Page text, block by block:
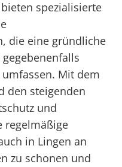
spezialisierte
die eine gründliche
Mit dem
den steigenden
und
regelmäßige
in Lingen an
zu schonen und